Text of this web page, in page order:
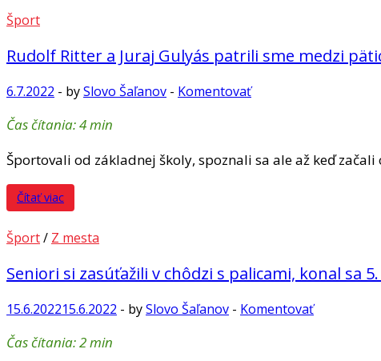
Šport
Rudolf Ritter a Juraj Gulyás patrili sme medzi
6.7.2022 - bySlovo Šaľanov - Komentovať
Čas čítania:4min
Športovali od základnej školy, spoznali sa ale až keď
Čítať viac
Šport/ Z mesta
Seniori si zasúťažili v chôdzi s palicami, konal sa
15.6.202215.6.2022 - bySlovo Šaľanov - Komentovať
Čas čítania:2min